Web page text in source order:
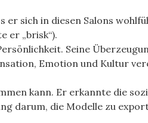
sich in diesen Salons
er „brisk“).
Seine
Emotion und Kultur
kann. Er erkannte die
darum, die Modelle zu